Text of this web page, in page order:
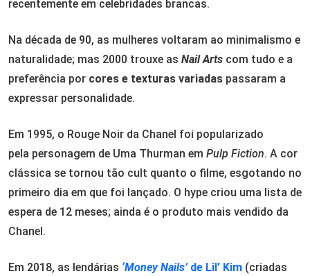
recentemente em celebridades brancas.
Na década de 90, as mulheres voltaram ao minimalismo e
naturalidade; mas 2000 trouxe as Nail Arts com tudo e a
preferência por cores e texturas variadas passaram a
expressar personalidade.
Em 1995, o Rouge Noir da Chanel foi popularizado
pela personagem de Uma Thurman em Pulp Fiction. A cor
clássica se tornou tão cult quanto o filme, esgotando no
primeiro dia em que foi lançado. O hype criou uma lista de
espera de 12 meses; ainda é o produto mais vendido da
Chanel.
Em 2018, as lendárias ‘Money Nails’ de Lil’ Kim (criadas